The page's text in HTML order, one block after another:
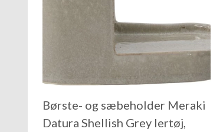
Børste- og sæbeholder Meraki
Datura Shellish Grey lertøj,